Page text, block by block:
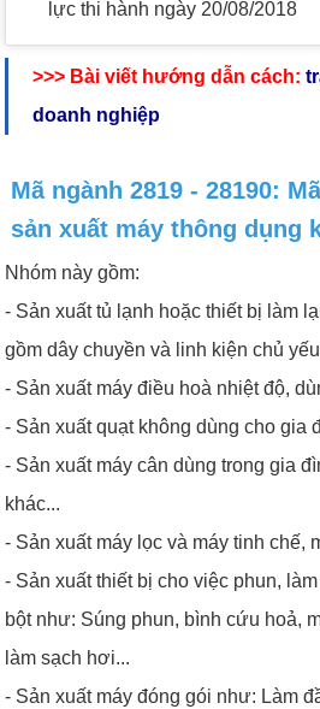
lực thi hành ngày 20/08/2018
>>> Bài viết hướng dẫn cách:
doanh nghiệp
Mã ngành 2819 - 28190:
sản xuất máy thông dụng
Nhóm này gồm:
- Sản xuất tủ lạnh hoặc thiết bị làm
gồm dây chuyền và linh kiện chủ
- Sản xuất máy điều hoà nhiệt độ,
- Sản xuất quạt không dùng cho gia
- Sản xuất máy cân dùng trong gia
khác...
- Sản xuất máy lọc và máy tinh chế,
- Sản xuất thiết bị cho việc phun,
bột như: Súng phun, bình cứu hoả,
làm sạch hơi...
- Sản xuất máy đóng gói như: Làm